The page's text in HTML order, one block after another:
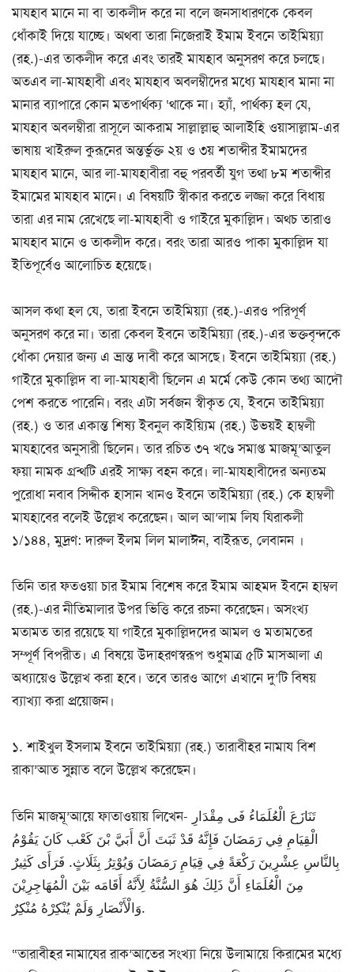
মাযহাব মানে না বা তাকলীদ করে না বলে জনসাধারণকে কেবল
ধোঁকাই দিয়ে যাচ্ছে। অথবা তারা নিজেরাই ইমাম ইবনে তাইমিয়্যা
(রহ.)-এর তাকলীদ করে এবং তারই মাযহাব অনুসরণ করে চলছে।
অতএব লা-মাযহাবী এবং মাযহাব অবলম্বীদের মধ্যে মাযহাব মানা না
মানার ব্যাপারে কোন মতপার্থক্য ‘থাকে না। হ্যাঁ, পার্থক্য হল যে,
মাযহাব অবলম্বীরা রাসূলে আকরাম সাল্লাল্লাহু আলাইহি ওয়াসাল্লাম-এর
ভাষায় খাইরুল কুরূনের অন্তর্ভুক্ত ২য় ও ৩য় শতাব্দীর ইমামদের
মাযহাব মানে, আর লা-মাযহাবীরা বহু পরবর্তী যুগ তথা ৮ম শতাব্দীর
ইমামের মাযহাব মানে। এ বিষয়টি স্বীকার করতে লজ্জা করে বিধায়
তারা এর নাম রেখেছে লা-মাযহাবী ও গাইরে মুকাল্লিদ। অথচ তারাও
মাযহাব মানে ও তাকলীদ করে। বরং তারা আরও পাকা মুকাল্লিদ যা
ইতিপূর্বেও আলোচিত হয়েছে।
আসল কথা হল যে, তারা ইবনে তাইমিয়্যা (রহ.)-এরও পরিপূর্ণ
অনুসরণ করে না। তারা কেবল ইবনে তাইমিয়্যা (রহ.)-এর ভক্তবৃন্দকে
ধোঁকা দেয়ার জন্য এ ভ্রান্ত দাবী করে আসছে। ইবনে তাইমিয়্যা (রহ.)
গাইরে মুকাল্লিদ বা লা-মাযহাবী ছিলেন এ মর্মে কেউ কোন তথ্য আদৌ
পেশ করতে পারেনি। বরং এটা সর্বজন স্বীকৃত যে, ইবনে তাইমিয়্যা
(রহ.) ও তার একান্ত শিষ্য ইবনুল কাইয়্যিম (রহ.) উভয়ই হাম্বলী
মাযহাবের অনুসারী ছিলেন। তার রচিত ৩৭ খণ্ডে সমাপ্ত মাজমূ’আতুল
ফয়া নামক গ্রন্থটি এরই সাক্ষ্য বহন করে। লা-মাযহাবীদের অন্যতম
পুরোধা নবাব সিদ্দীক হাসান খানও ইবনে তাইমিয়্যা (রহ.) কে হাম্বলী
মাযহাবের বলেই উল্লেখ করেছেন। আল আ’লাম লিয যিরাকলী
১/১৪৪, মুদ্রণ: দারুল ইলম লিল মালাঈন, বাইরূত, লেবানন ।
তিনি তার ফতওয়া চার ইমাম বিশেষ করে ইমাম আহমদ ইবনে হাম্বল
(রহ.)-এর নীতিমালার উপর ভিত্তি করে রচনা করেছেন। অসংখ্য
মতামত তার রয়েছে যা গাইরে মুকাল্লিদদের আমল ও মতামতের
সম্পূর্ণ বিপরীত। এ বিষয়ে উদাহরণস্বরূপ শুধুমাত্র ৫টি মাসআলা এ
অধ্যায়েও উল্লেখ করা হবে। তবে তারও আগে এখানে দু’টি বিষয়
ব্যাখ্যা করা প্রয়োজন।
১. শাইখুল ইসলাম ইবনে তাইমিয়্যা (রহ.) তারাবীহর নামায বিশ
রাকা’আত সুন্নাত বলে উল্লেখ করেছেন।
তিনি মাজমূ’আয়ে ফাতাওয়ায় লিখেন- تَنَازَعَ الْعُلَمَاءُ فَى مِقْدَارِ
الْقِيَامِ فِي رَمَضَانَ فَإِنَّهُ قَدْ ثَبَتَ أَنَّ أَبَيَّ بْنَ كَعْب كَانَ يَقُوْمُ
بِالنَّاسِ عِشْرِينَ رَكْعَةً فِي قِيَامِ رَمَضَانَ وَيُوْتِرُ بِثَلَاثٍ. فَرَأَى كَثِيرٌ
مِنَ الْعُلَمَاءِ أَنَّ ذَلِكَ هُوَ السُّنَّةُ لِأَنَّهُ أَقَامَه بَيْنَ الْمُهَاجِرِيْنَ
وَالْأَنْصَارِ وَلَمْ يُنْكِرْهُ مُنْكِرٌ.
“তারাবীহর নামাযের রাক’আতের সংখ্যা নিয়ে উলামায়ে কিরামের মধ্যে